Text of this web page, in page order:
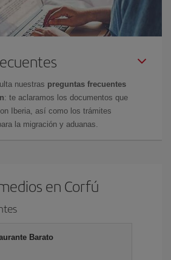
nuestras preguntas frecuentes
: te aclaramos los documentos que
Iberia, así como los trámites
la migración y aduanas.
en Corfú
Barato